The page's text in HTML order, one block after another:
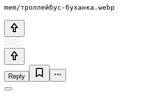
mem/троллейбус-буханка.webp
Reply